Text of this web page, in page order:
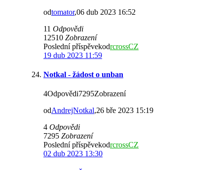
odtomator,06 dub 2023 16:52
11 Odpovědi
12510 Zobrazení
Poslední příspěvekodrcrossCZ
19 dub 2023 11:59
Notkal - žádost o unban
4Odpovědi7295Zobrazení
odAndrejNotkal,26 bře 2023 15:19
4 Odpovědi
7295 Zobrazení
Poslední příspěvekodrcrossCZ
02 dub 2023 13:30